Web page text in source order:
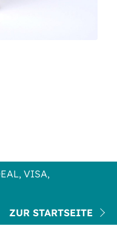
VISA,
ZUR STARTSEITE